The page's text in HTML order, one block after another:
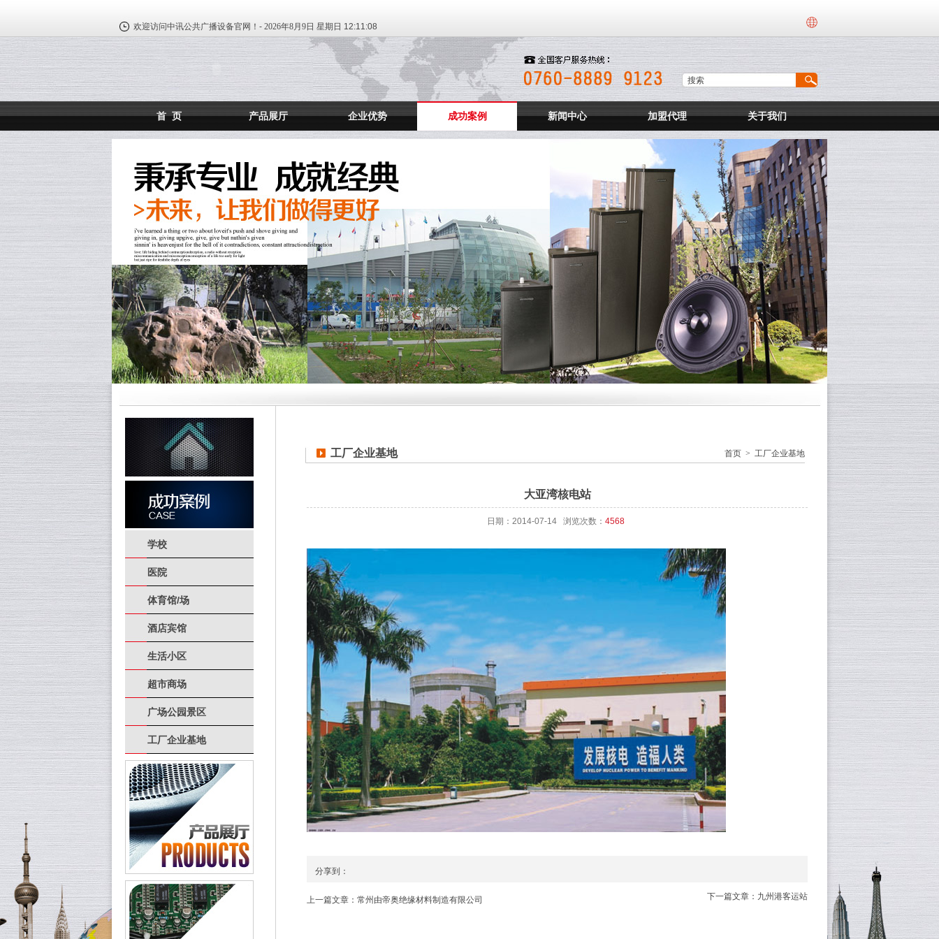
欢迎访问中讯公共广播设备官网！- 2026年8月9日 星期日 12:11:09
首 页 产品展厅 企业优势 成功案例 新闻中心 加盟代理 关于我们
学校
医院
体育馆/场
酒店宾馆
生活小区
超市商场
广场公园景区
工厂企业基地
工厂企业基地 首页 > 工厂企业基地
大亚湾核电站
日期：2014-07-14 浏览次数： 4568
分享到：
上一篇文章：常州由帝奥绝缘材料制造有限公司 下一篇文章：九州港客运站